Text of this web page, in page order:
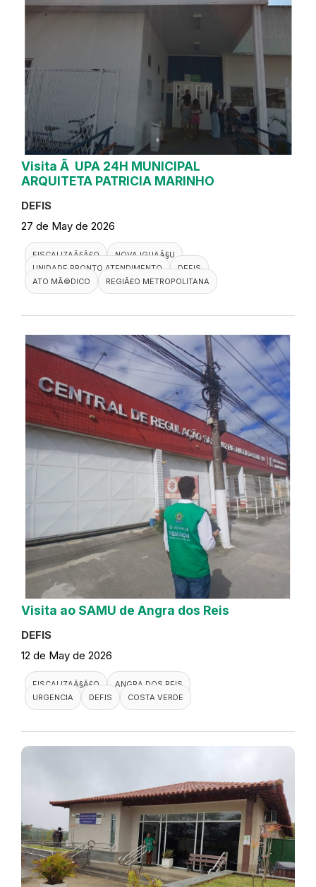
Visita Ã UPA 24H MUNICIPAL
ARQUITETA PATRICIA MARINHO
DEFIS
27 de May de 2026
FISCALIZAÃ§Ã£O
NOVA IGUAÃ§U
UNIDADE PRONTO ATENDIMENTO
DEFIS
ATO MÃ©DICO
REGIÃ£O METROPOLITANA
Visita ao SAMU de Angra dos Reis
DEFIS
12 de May de 2026
FISCALIZAÃ§Ã£O
ANGRA DOS REIS
URGENCIA
DEFIS COSTA VERDE